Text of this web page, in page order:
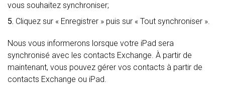
vous souhaitez synchroniser;
5. Cliquez sur « Enregistrer » puis sur « Tout synchroniser ».
Nous vous informerons lorsque votre iPad sera
synchronisé avec les contacts Exchange. À partir de
maintenant, vous pouvez gérer vos contacts à partir de
contacts Exchange ou iPad.